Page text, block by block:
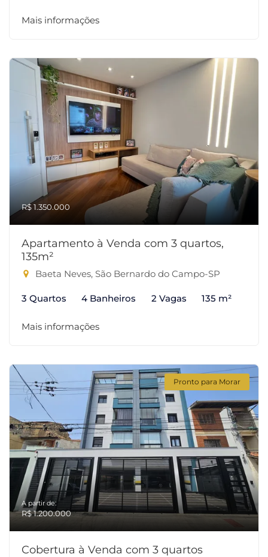
Mais informações
R$ 1.350.000
Apartamento à Venda com 3 quartos,
135m²
Baeta Neves, São Bernardo do Campo-SP
3 Quartos 4 Banheiros 2 Vagas 135 m²
Mais informações
Pronto para Morar
A partir de:
R$ 1.200.000
Cobertura à Venda com 3 quartos